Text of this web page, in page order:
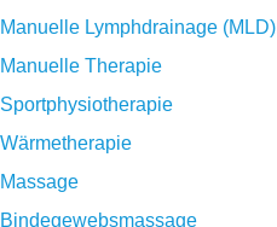
Manuelle Lymphdrainage (MLD)
Manuelle Therapie
Sportphysiotherapie
Wärmetherapie
Massage
Bindegewebsmassage